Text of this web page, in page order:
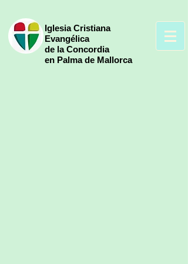
Iglesia Cristiana
Evangélica
de la Concordia
en Palma de Mallorca